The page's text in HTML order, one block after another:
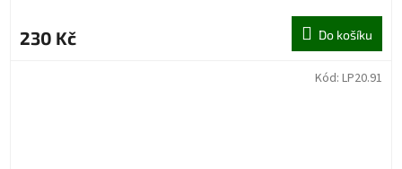
230 Kč Do košíku
Kód: LP20.91